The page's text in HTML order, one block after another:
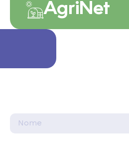
AgriNet